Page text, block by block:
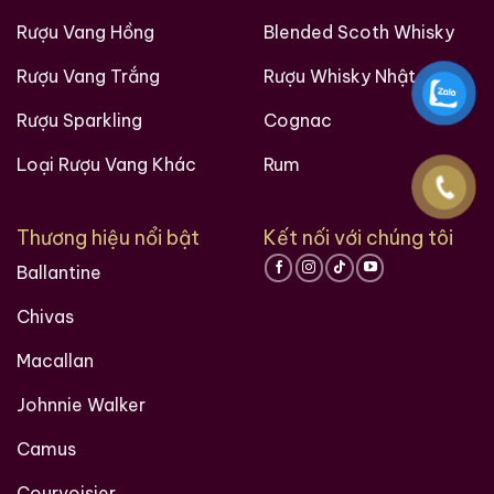
các bạn trên hành trình khám phá thế giới hương vị
Ruouxachtay.com – Cham Vào Đam Mê
Rượu Vang Hồng
Rượu Vang Trắng
Rượu Sparkling
Loại Rượu Vang Khác
Blended Scoth Whisky
Rượu Whisky Nhật
Cognac
Rum
Thương hiệu nổi bật
Ballantine
Chivas
Macallan
Johnnie Walker
Camus
Kết nối với chúng tôi